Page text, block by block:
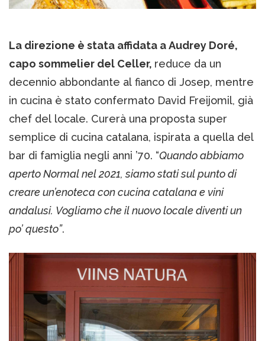
La direzione è stata affidata a Audrey Doré,
capo sommelier del Celler, reduce da un
decennio abbondante al fianco di Josep, mentre
in cucina è stato confermato David Freijomil, già
chef del locale. Curerà una proposta super
semplice di cucina catalana, ispirata a quella del
bar di famiglia negli anni ’70. “Quando abbiamo
aperto Normal nel 2021, siamo stati sul punto di
creare un’enoteca con cucina catalana e vini
andalusi. Vogliamo che il nuovo locale diventi un
po’ questo”.